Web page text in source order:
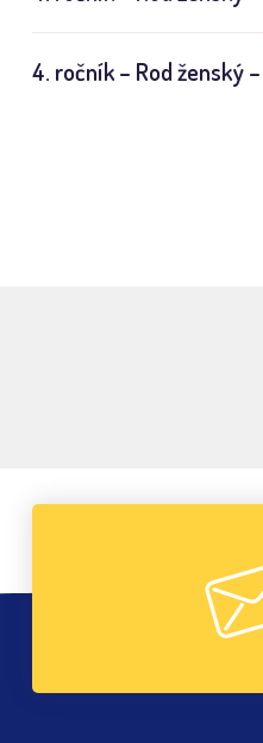
4. ročník – Rod ženský